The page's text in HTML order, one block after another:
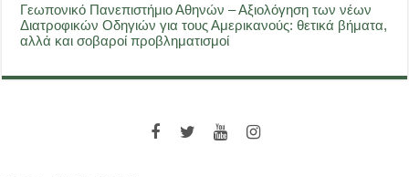
Γεωπονικό Πανεπιστήμιο Αθηνών – Αξιολόγηση των νέων
Διατροφικών Οδηγιών για τους Αμερικανούς: θετικά βήματα,
αλλά και σοβαροί προβληματισμοί